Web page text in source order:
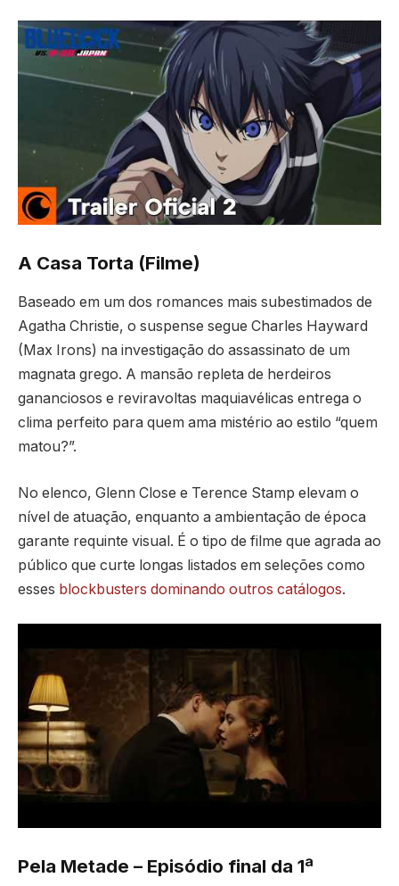
A Casa Torta (Filme)
Baseado em um dos romances mais subestimados de
Agatha Christie, o suspense segue Charles Hayward
(Max Irons) na investigação do assassinato de um
magnata grego. A mansão repleta de herdeiros
gananciosos e reviravoltas maquiavélicas entrega o
clima perfeito para quem ama mistério ao estilo “quem
matou?”.
No elenco, Glenn Close e Terence Stamp elevam o
nível de atuação, enquanto a ambientação de época
garante requinte visual. É o tipo de filme que agrada ao
público que curte longas listados em seleções como
esses blockbusters dominando outros catálogos.
Pela Metade – Episódio final da 1ª